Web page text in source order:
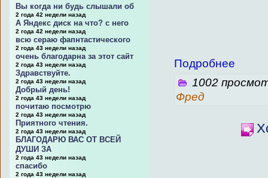
Вы когда ни будь слышали об
2 года 42 недели назад
А Яндекс диск на что? с него
2 года 42 недели назад
всю сераю фапнтастического
2 года 43 недели назад
очень благодарна за этот сайт
2 года 43 недели назад
Здравствуйте.
2 года 43 недели назад
Добрый день!
2 года 43 недели назад
почитаю посмотрю
2 года 43 недели назад
Приятного чтения.
2 года 43 недели назад
БЛАГОДАРЮ ВАС ОТ ВСЕЙ
ДУШИ ЗА
2 года 43 недели назад
спасибо
2 года 43 недели назад
Подробнее
1002
Фред